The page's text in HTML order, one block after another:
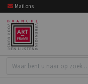
Mail ons